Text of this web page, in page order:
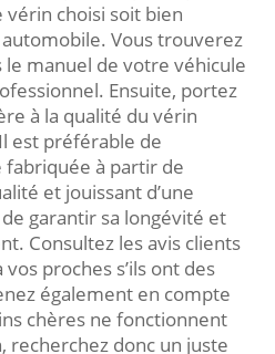
vérin choisi soit bien
Vous trouverez
manuel de votre véhicule
Ensuite, portez
à la qualité du vérin
est préférable de
à partir de
et jouissant d’une
garantir sa longévité et
Consultez les avis clients
proches s’ils ont des
également en compte
chères ne fonctionnent
recherchez donc un juste